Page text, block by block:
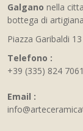
Galgano nella
bottega di
Piazza Garibaldi
Telefono :
+39 (335) 824 7061
Email :